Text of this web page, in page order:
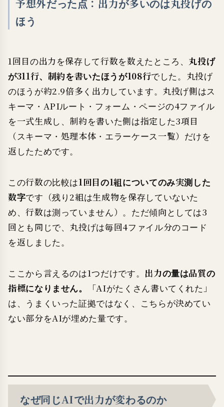
予想外だった点：出力が多いのは丸投げの
ほう
1回目の出力を保存して行数を数えたところ、 丸投げ
が311行、制約を書いたほうが108行でした。丸投げ
のほうが約2.9倍多く出力しています。丸投げ側はス
キーマ・APIルート・フォーム・ページの4ファイル
を一式生成し、制約を書いた側は指定した3項目
（スキーマ・処理本体・エラーケース一覧）だけを
返したためです。
この行数の比較は1回目の1組についてのみ実測した
数字です（残り2組は生成物を保存していないた
め、行数は測っていません）。ただ傾向としては3
回とも同じで、丸投げは毎回4ファイル分のコード
を返しました。
ここから言えるのは1つだけです。 出力の量は品質の
指標になりません。
「AIがたくさん書いてくれた」
は、うまくいった証拠ではなく、こちらが決めてい
ない部分をAIが埋めた量です。
なぜ同じAIで出力が変わるのか